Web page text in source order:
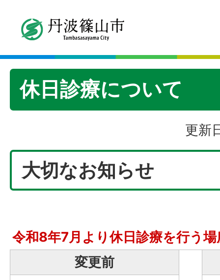
休日診療について
更新
大切なお知らせ
令和8年7月より休日診療を行う
変更前